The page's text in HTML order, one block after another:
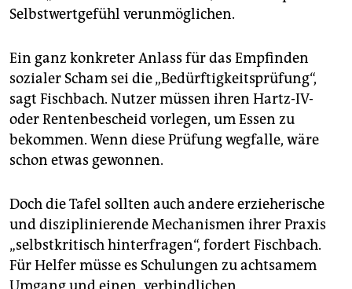
Selbstwertgefühl verunmöglichen.
Ein ganz konkreter Anlass für das Empfinden
sozialer Scham sei die „Bedürftigkeitsprüfung“,
sagt Fischbach. Nutzer müssen ihren Hartz-IV-
oder Rentenbescheid vorlegen, um Essen zu
bekommen. Wenn diese Prüfung wegfalle, wäre
schon etwas gewonnen.
Doch die Tafel sollten auch andere erzieherische
und disziplinierende Mechanismen ihrer Praxis
„selbstkritisch hinterfragen“, fordert Fischbach.
Für Helfer müsse es Schulungen zu achtsamem